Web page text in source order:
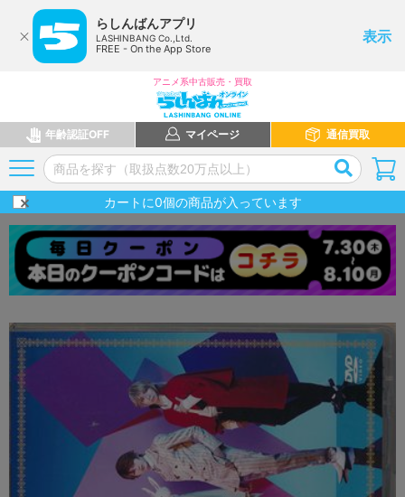
らしんばんアプリ
LASHINBANG Co.,Ltd.
FREE - On the App Store
表示
アニメ系中古販売・買取
年齢認証OFF マイページ 通信買取
カートに0個の商品が入っています